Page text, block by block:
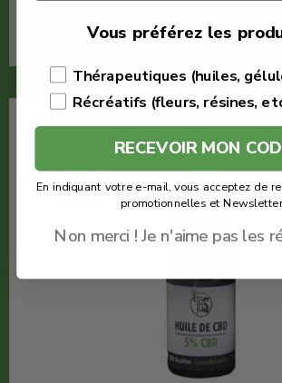
En savoir plus
Vous préférez les
Thérapeutiques (huiles,
Récréatifs (fleurs, résines,
RECEVOIR MON
En indiquant votre e-mail, vous acceptez de
promotionnelles et
Non merci ! Je n'aime pas les